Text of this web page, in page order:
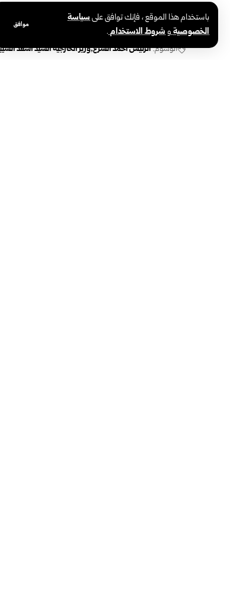
باستخدام هذا الموقع ، فإنك توافق علىسياسة
الخصوصيةوشروط الاستخدام.
موافق
الوسوم:الرئيس أحمد الشرع وزير الخارجية السيد أسعد